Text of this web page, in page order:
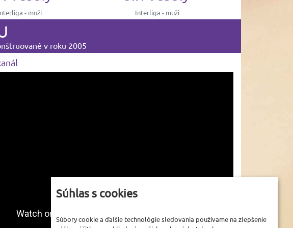
- muži Interliga - muži
v roku 2005
Súhlas s cookies
Súbory cookie a ďalšie technológie sledovania používame na zlepšenie